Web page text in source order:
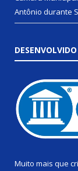
Antônio durante
Muito mais que